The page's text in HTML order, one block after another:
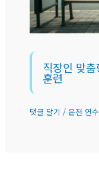
직장인 맞
훈련
댓글 달기 / 운전 연수